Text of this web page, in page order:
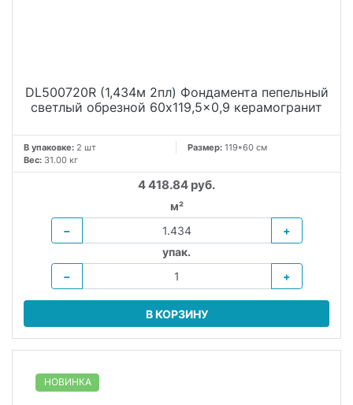
DL500720R (1,434м 2пл) Фондамента пепельный
светлый обрезной 60x119,5x0,9 керамогранит
В упаковке: 2 шт Размер: 119*60 см
Вес: 31.00 кг
4 418.84 руб.
м²
−
+
упак.
−
+
В КОРЗИНУ
НОВИНКА